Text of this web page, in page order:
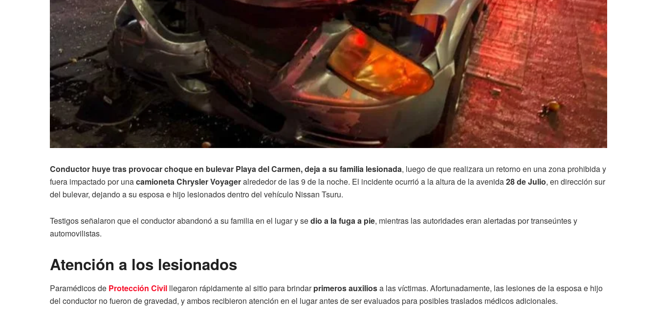
Conductor huye tras provocar choque en bulevar Playa del Carmen, deja a su familia lesionada, luego de que realizara un retorno en una zona prohibida y
fuera impactado por unacamioneta Chrysler Voyageralrededor de las 9 de la noche. El incidente ocurrió a la altura de la avenida28 de Julio, en dirección sur
del bulevar, dejando a su esposa e hijo lesionados dentro del vehículo Nissan Tsuru.
Testigos señalaron que el conductor abandonó a su familia en el lugar y sedio a la fuga a pie, mientras las autoridades eran alertadas por transeúntes y
automovilistas.
Atención a los lesionados
Paramédicos de Protección Civil llegaron rápidamente al sitio para brindarprimeros auxiliosa las víctimas. Afortunadamente, las lesiones de la esposa e hijo
del conductor no fueron de gravedad, y ambos recibieron atención en el lugar antes de ser evaluados para posibles traslados médicos adicionales.